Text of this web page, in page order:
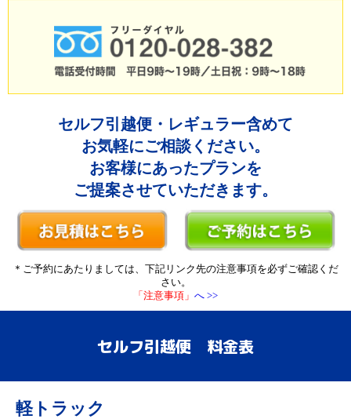
セルフ引越便・レギュラー含めて
お気軽にご相談ください。
お客様にあったプランを
ご提案させていただきます。
＊ご予約にあたりましては、下記リンク先の注意事項を必ずご確認くだ
さい。
「注意事項」 へ >>
セルフ引越便 料金表
軽トラック